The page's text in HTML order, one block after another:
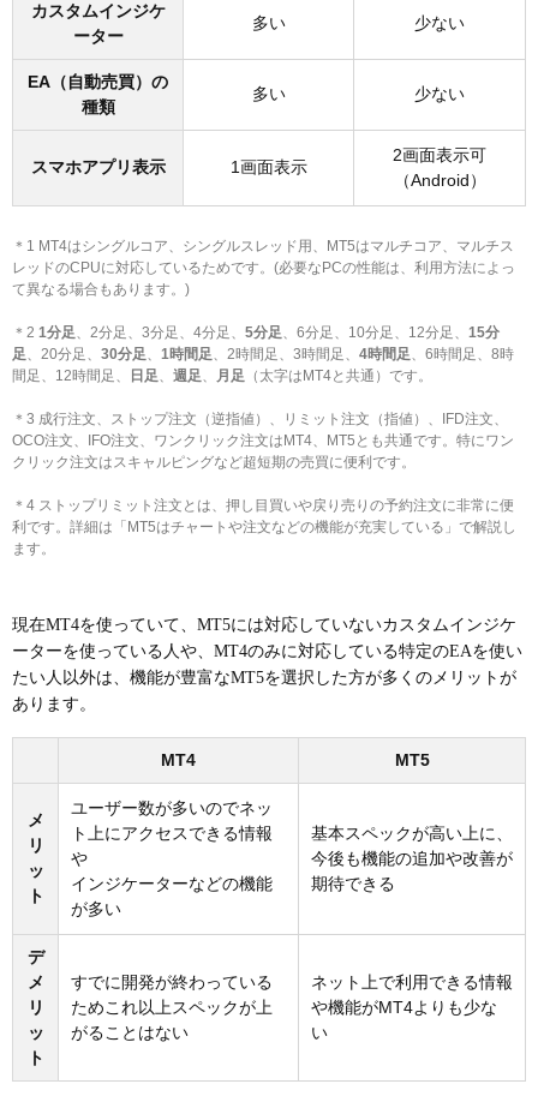
カスタムインジケ
ーター
多い 少ない
EA（自動売買）の
種類
多い 少ない
スマホアプリ表示 1画面表示
2画面表示可
（Android）
＊1 MT4はシングルコア、シングルスレッド用、MT5はマルチコア、マルチス
レッドのCPUに対応しているためです。(必要なPCの性能は、利用方法によっ
て異なる場合もあります。)
＊2 1分足、2分足、3分足、4分足、 5分足、6分足、10分足、12分足、 15分
足、20分足、 30分足、 1時間足、2時間足、3時間足、 4時間足、6時間足、8時
間足、12時間足、
日足、 週足、 月足 （太字はMT4と共通）です。
＊3 成行注文、ストップ注文（逆指値）、リミット注文（指値）、IFD注文、
OCO注文、IFO注文、ワンクリック注文はMT4、MT5とも共通です。特にワン
クリック注文はスキャルピングなど超短期の売買に便利です。
＊4 ストップリミット注文とは、押し目買いや戻り売りの予約注文に非常に便
利です。詳細は「MT5はチャートや注文などの機能が充実している」で解説し
ます。
現在MT4を使っていて、MT5には対応していないカスタムインジケ
ーターを使っている人や、MT4のみに対応している特定のEAを使い
たい人以外は、機能が豊富なMT5を選択した方が多くのメリットが
あります。
MT4 MT5
メ
リ
ッ
ト
ユーザー数が多いのでネッ
ト上にアクセスできる情報
や
インジケーターなどの機能
が多い
基本スペックが高い上に、
今後も機能の追加や改善が
期待できる
デ
メ
リ
ッ
ト
すでに開発が終わっている
ためこれ以上スペックが上
がることはない
ネット上で利用できる情報
や機能がMT4よりも少な
い